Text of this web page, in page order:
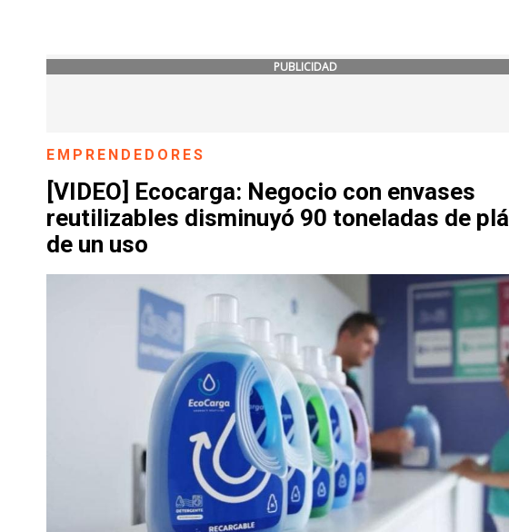
PUBLICIDAD
EMPRENDEDORES
[VIDEO] Ecocarga: Negocio con envases
reutilizables disminuyó 90 toneladas de
de un uso